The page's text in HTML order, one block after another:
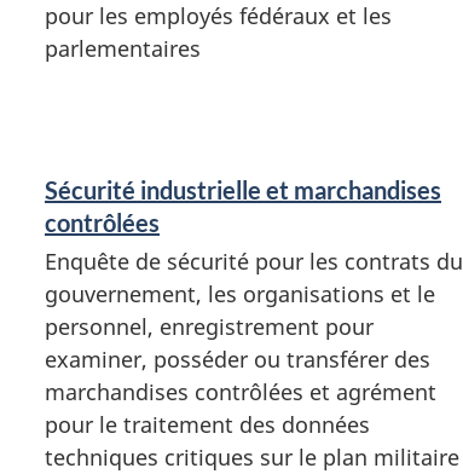
pour les employés fédéraux et les
parlementaires
Sécurité industrielle et marchandises
contrôlées
Enquête de sécurité pour les contrats du
gouvernement, les organisations et le
personnel, enregistrement pour
examiner, posséder ou transférer des
marchandises contrôlées et agrément
pour le traitement des données
techniques critiques sur le plan militaire